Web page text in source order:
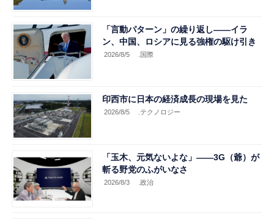
「言動パターン」の繰り返し――イラ
ン、中国、ロシアに見る強権の駆け引き
2026/8/5 .国際
印西市に日本の経済成長の現場を見た
2026/8/5 .テクノロジー
「玉木、元気ないよな」――3G（爺）が
斬る野党のふがいなさ
2026/8/3 .政治